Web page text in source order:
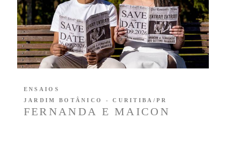
FERNANDA E MAICON
ENSAIOS
JARDIM BOTÂNICO - CURITIBA/PR